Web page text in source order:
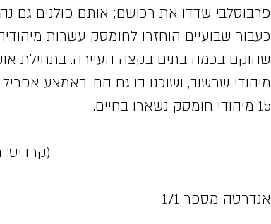
פרבוסלבי שדדו את רכושם; אותם פולנים גם
כעבור שבועיים הוחזרו לחומסק עשרות
מיהודי שרשוב, ושוכנו בו גם הם. באמצע אפריל 1942 נרצחו כל
15 מיהודי חומסק נשארו בחיים.
(קרדיט: תוכן זה
אנדרטה מספר 171